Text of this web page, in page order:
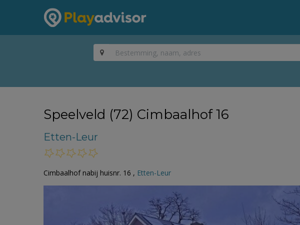
Speelveld (72) Cimbaalhof 16
Etten-Leur
Cimbaalhof nabij huisnr. 16 , Etten-Leur